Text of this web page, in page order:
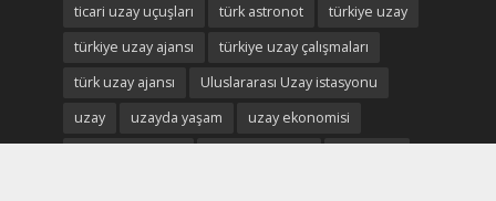
ticari uzay uçuşları
türk astronot
türkiye uzay
türkiye uzay ajansı
türkiye uzay çalışmaları
türk uzay ajansı
Uluslararası Uzay istasyonu
uzay
uzayda yaşam
uzay ekonomisi